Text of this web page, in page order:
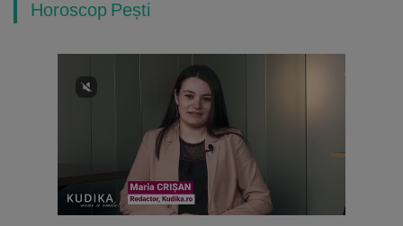
Horoscop Pești